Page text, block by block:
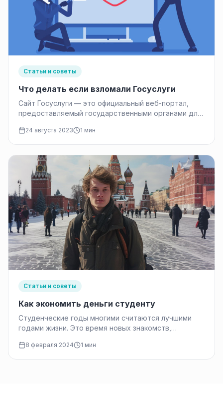
Статьи и советы
Что делать если взломали Госуслуги
Сайт Госуслуги — это официальный веб-портал,
предоставляемый государственными органами для
доступа к электронным госуслугам…
24 августа 2023 1 мин
Статьи и советы
Как экономить деньги студенту
Студенческие годы многими считаются лучшими
годами жизни. Это время новых знакомств,
8 февраля 2024 1 мин